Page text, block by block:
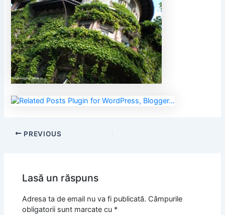
PREVIOUS
Lasă un răspuns
Adresa ta de email nu va fi publicată. Câmpurile
obligatorii sunt marcate cu *